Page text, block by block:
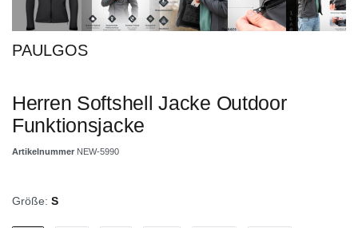
PAULGOS
Herren Softshell Jacke Outdoor
Funktionsjacke
Artikelnummer NEW-5990
Größe: S